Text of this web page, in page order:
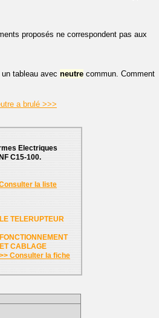
proposés ne correspondent pas aux
un tableau avec neutre commun. Comment
a brulé >>>
Electriques
C15-100.
la liste
LE TELERUPTEUR
FONCTIONNEMENT
ET CABLAGE
>> Consulter la fiche